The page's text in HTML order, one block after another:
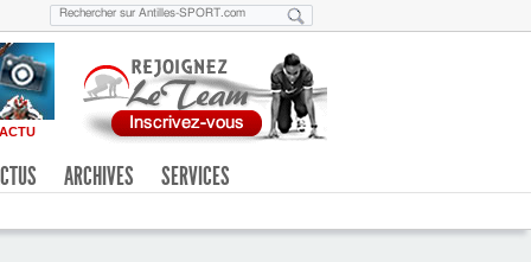
ARCHIVES SERVICES